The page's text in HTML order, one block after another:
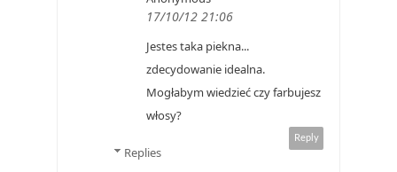
17/10/12 21:06
Jestes taka piekna...
zdecydowanie idealna.
Mogłabym wiedzieć czy farbujesz
włosy?
Reply
Replies